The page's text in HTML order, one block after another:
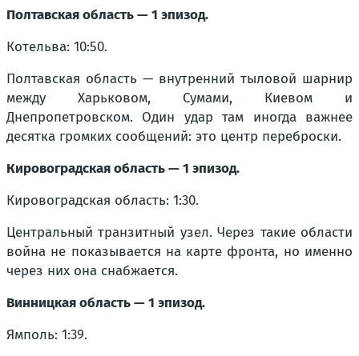
Полтавская область — 1 эпизод.
Котельва: 10:50.
Полтавская область — внутренний тыловой шарнир
между Харьковом, Сумами, Киевом и
Днепропетровском. Один удар там иногда важнее
десятка громких сообщений: это центр переброски.
Кировоградская область — 1 эпизод.
Кировоградская область: 1:30.
Центральный транзитный узел. Через такие области
война не показывается на карте фронта, но именно
через них она снабжается.
Винницкая область — 1 эпизод.
Ямполь: 1:39.